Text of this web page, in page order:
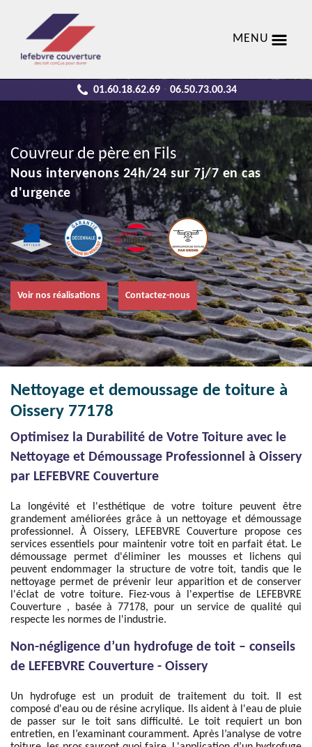
MENU
01.60.18.62.69 - 06.50.73.00.34
Couvreur de père en Fils
Nous intervenons 24h/24 sur 7j/7 en cas
d'urgence
Voir nos réalisations Contactez-nous
Nettoyage et demoussage de toiture à
Oissery 77178
Optimisez la Durabilité de Votre Toiture avec le
Nettoyage et Démoussage Professionnel à Oissery
par LEFEBVRE Couverture
La longévité et l'esthétique de votre toiture peuvent être
grandement améliorées grâce à un nettoyage et démoussage
professionnel. À Oissery, LEFEBVRE Couverture propose ces
services essentiels pour maintenir votre toit en parfait état. Le
démoussage permet d'éliminer les mousses et lichens qui
peuvent endommager la structure de votre toit, tandis que le
nettoyage permet de prévenir leur apparition et de conserver
l'éclat de votre toiture. Fiez-vous à l'expertise de LEFEBVRE
Couverture , basée à 77178, pour un service de qualité qui
respecte les normes de l'industrie.
Non-négligence d’un hydrofuge de toit – conseils
de LEFEBVRE Couverture - Oissery
Un hydrofuge est un produit de traitement du toit. Il est
composé d'eau ou de résine acrylique. Ils aident à l'eau de pluie
de passer sur le toit sans difficulté. Le toit requiert un bon
entretien, en l’examinant couramment. Après l’analyse de votre